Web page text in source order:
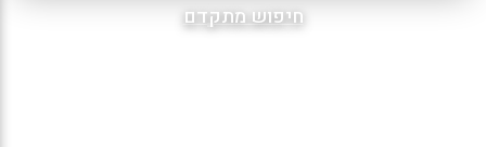
חיפוש מתקדם